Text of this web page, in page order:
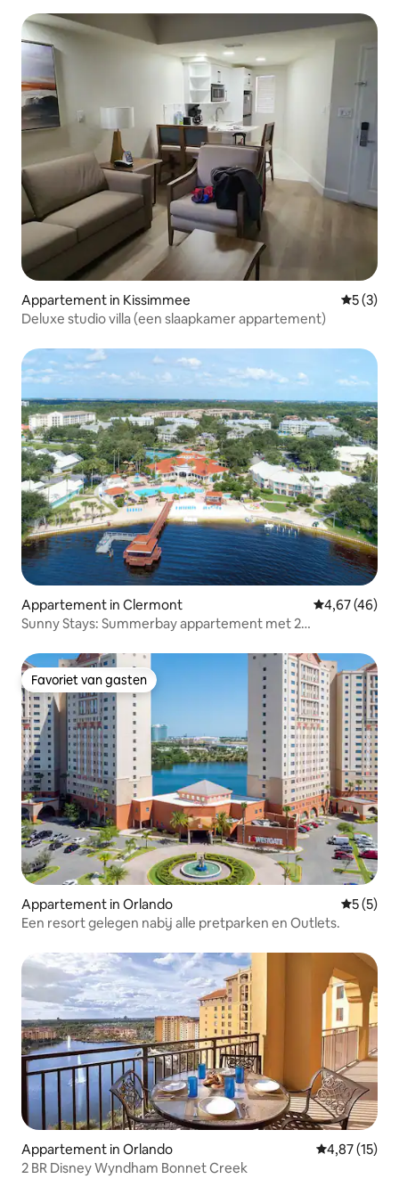
Appartement in Kissimmee
5 (3)
Deluxe studio villa (een slaapkamer appartement)
Appartement in Clermont Gemiddelde
4,67 (46)
Sunny Stays: Summerbay appartement met 2
Favoriet van gasten
Favoriet van gasten
Appartement in Orlando
5 (5)
Een resort gelegen nabij alle pretparken en Outlets.
Appartement in Orlando Gemiddelde
4,87 (15)
2 BR Disney Wyndham Bonnet Creek